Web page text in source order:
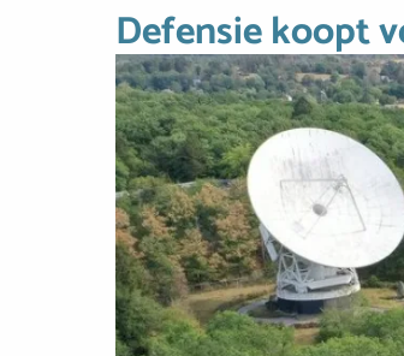
Defensie koopt
Image